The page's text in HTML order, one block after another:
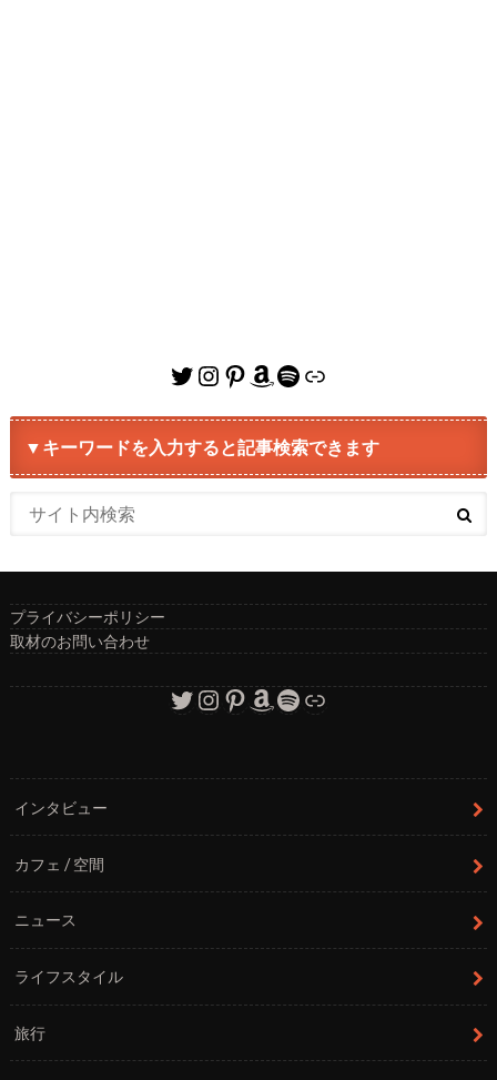
Twitter
Instagram
Pinterest
Amazon
Spotify
リンク
▼キーワードを入力すると記事検索できます
プライバシーポリシー
取材のお問い合わせ
Twitter
Instagram
Pinterest
Amazon
Spotify
リンク
インタビュー
カフェ / 空間
ニュース
ライフスタイル
旅行